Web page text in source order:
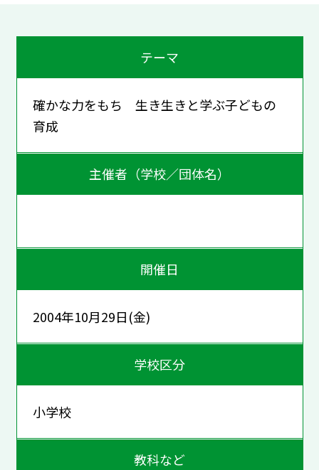
テーマ
確かな力をもち 生き生きと学ぶ子どもの
育成
主催者（学校／団体名）
開催日
2004年10月29日(金)
学校区分
小学校
教科など